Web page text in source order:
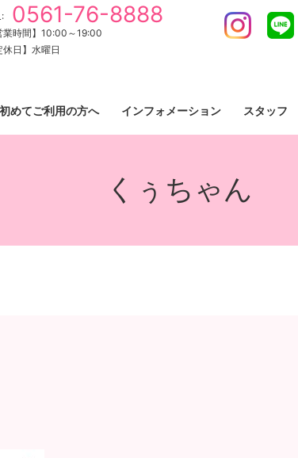
0561-76-8888
業時間】10:00～19:00
休日】水曜日
Instagram
初めてご利用の方へ インフォメーション スタッフ
くぅちゃん